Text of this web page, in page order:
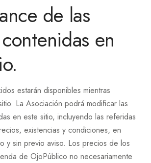
de las
en
estarán disponibles mientras
La Asociación podrá modificar las
en este sitio, incluyendo las referidas
existencias y condiciones, en
y sin previo aviso. Los precios de los
de OjoPúblico no necesariamente